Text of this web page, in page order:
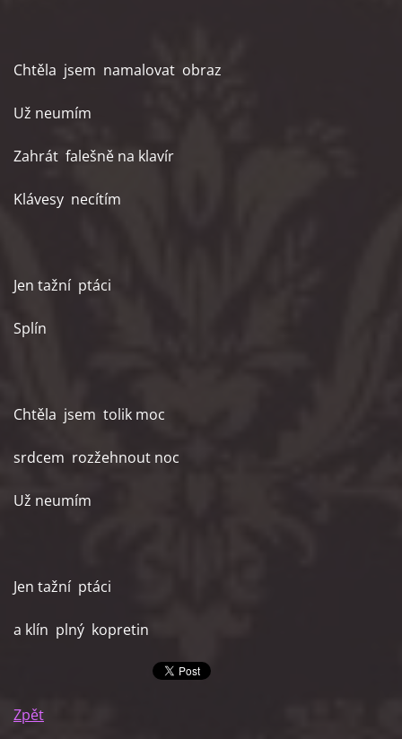
Chtěla jsem namalovat obraz
Už neumím
Zahrát falešně na klavír
Klávesy necítím
Jen tažní ptáci
Splín
Chtěla jsem tolik moc
srdcem rozžehnout noc
Už neumím
Jen tažní ptáci
a klín plný kopretin
Zpět